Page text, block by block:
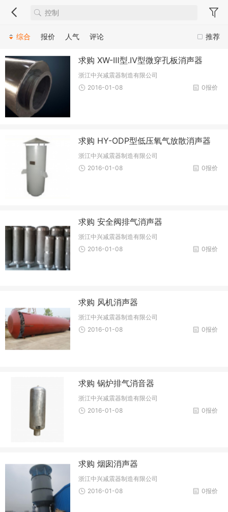
推荐
综合 报价 人气 评论
求购 XW-Ⅲ型.Ⅳ型微穿孔板消声器
浙江中兴减震器制造有限公司
0报价
2016-01-08
求购 HY-ODP型低压氧气放散消声器
浙江中兴减震器制造有限公司
0报价
2016-01-08
求购 安全阀排气消声器
浙江中兴减震器制造有限公司
0报价
2016-01-08
求购 风机消声器
浙江中兴减震器制造有限公司
0报价
2016-01-08
求购 锅炉排气消音器
浙江中兴减震器制造有限公司
0报价
2016-01-08
求购 烟囱消声器
浙江中兴减震器制造有限公司
0报价
2016-01-08